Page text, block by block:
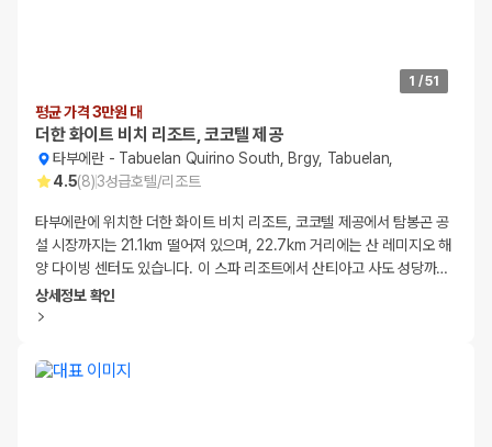
1 /51
평균 가격 3만원 대
더한 화이트 비치 리조트, 코코텔 제공
타부에란- Tabuelan Quirino South, Brgy, Tabuelan,
4.5(8)3성급호텔/리조트
타부에란에 위치한 더한 화이트 비치 리조트, 코코텔 제공에서 탐봉곤 공
설 시장까지는 21.1km 떨어져 있으며, 22.7km 거리에는 산 레미지오 해
양 다이빙 센터도 있습니다. 이 스파 리조트에서 산티아고 사도 성당까…
상세정보 확인